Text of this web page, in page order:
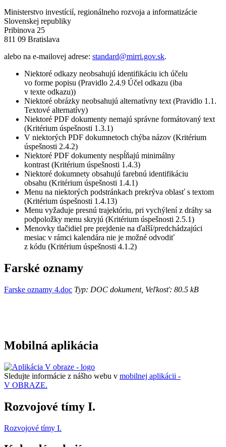
Ministerstvo investícií, regionálneho rozvoja a informatizácie
Slovenskej republiky
Pribinova 25
811 09 Bratislava
alebo na e-mailovej adrese: standard@mirri.gov.sk.
Niektoré odkazy neobsahujú identifikáciu ich účelu
vo forme popisu (Pravidlo 2.4.9 Účel odkazu (iba
v texte odkazu))
Niektoré obrázky neobsahujú alternatívny text (Pravidlo 1.1.
Textové alternatívy)
Niektoré PDF dokumenty nemajú správne formátovaný text
(Kritérium úspešnosti 1.3.1)
V niektorých PDF dokumnetoch chýba názov (Kritérium
úspešnosti 2.4.2)
Niektoré PDF dokumenty nespĺňajú minimálny
kontrast (Kritérium úspešnosti 1.4.3)
Niektoré dokumnety obsahujú farebnú identifikáciu
obsahu (Kritérium úspešnosti 1.4.1)
Menu na niektorých podstránkach prekrýva oblasť s textom
(Kritérium úspešnosti 1.4.13)
Menu vyžaduje presnú trajektóriu, pri vychýlení z dráhy sa
podpoložky menu skryjú (Kritérium úspešnosti 2.5.1)
Menovky tlačidiel pre prejdenie na ďalší/predchádzajúci
mesiac v rámci kalendára nie je možné odvodiť
z kódu (Kritérium úspešnosti 4.1.2)
Farské oznamy
Farske oznamy 4.doc Typ: DOC dokument, Veľkosť: 80.5 kB
Mobilná aplikácia
Sledujte informácie z nášho webu v mobilnej aplikácii -
V OBRAZE.
Rozvojové tímy I.
Rozvojové tímy I.